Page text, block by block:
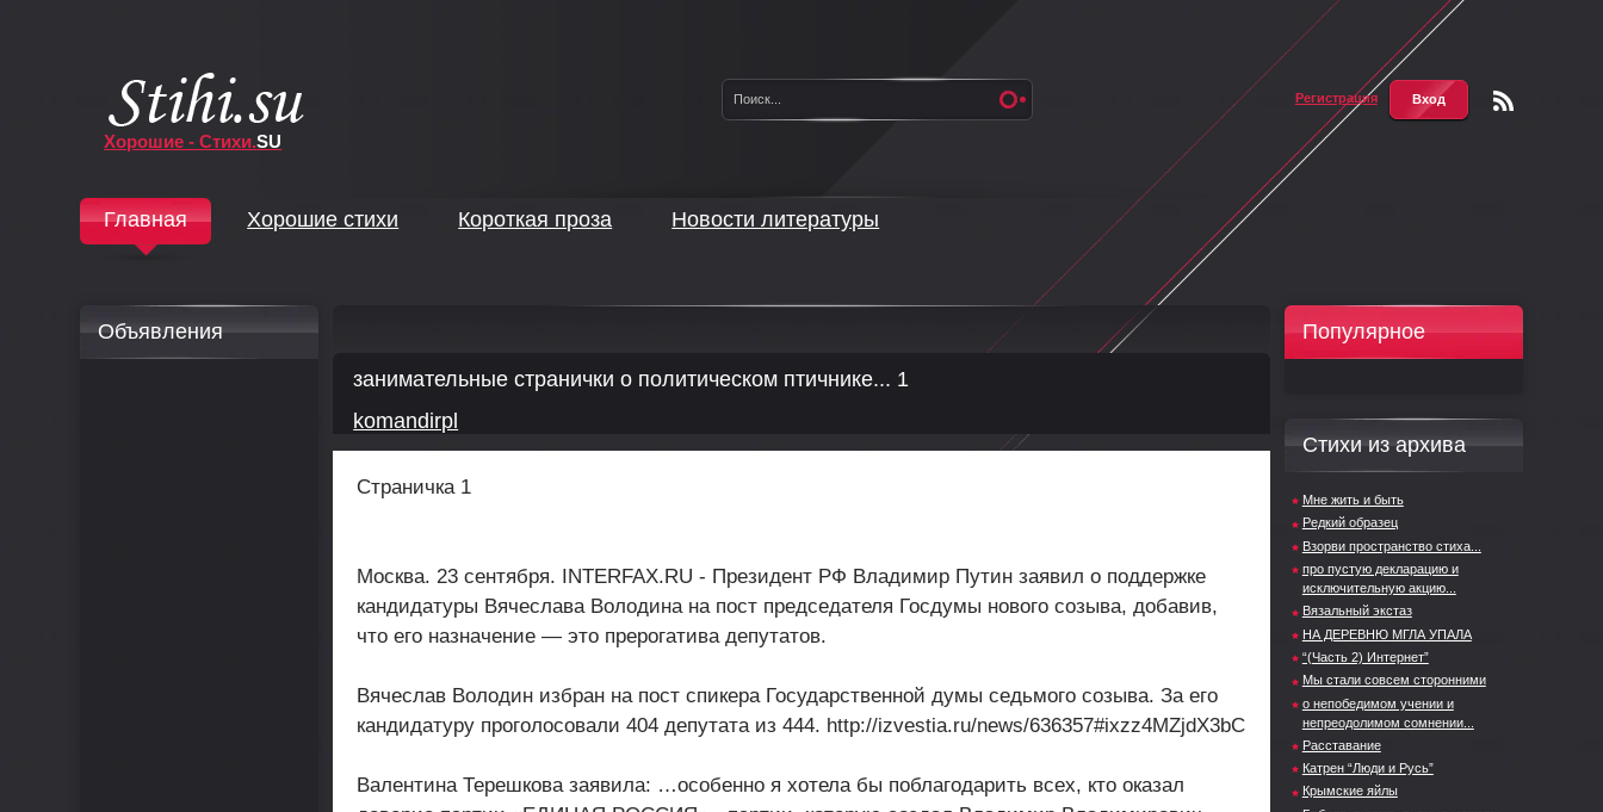
Хорошие - Стихи.SU
Регистрация Вход
Главная Хорошие стихи Короткая проза Новости литературы
занимательные странички о политическом птичнике... 1
komandirpl
Страничка 1
Москва. 23 сентября. INTERFAX.RU - Президент РФ Владимир Путин заявил о поддержке
кандидатуры Вячеслава Володина на пост председателя Госдумы нового созыва, добавив,
что его назначение — это прерогатива депутатов.
Вячеслав Володин избран на пост спикера Государственной думы седьмого созыва. За его
кандидатуру проголосовали 404 депутата из 444. http://izvestia.ru/news/636357#ixzz4MZjdX3bC
Валентина Терешкова заявила: …особенно я хотела бы поблагодарить всех, кто оказал
Популярное
Стихи из архива
Мне жить и быть
Редкий образец
Взорви пространство стиха...
про пустую декларацию и
исключительную акцию...
Вязальный экстаз
НА ДЕРЕВНЮ МГЛА УПАЛА
“(Часть 2) Интернет”
Мы стали совсем сторонними
о непобедимом учении и
непреодолимом сомнении...
Расставание
Катрен “Люди и Русь”
Крымские яйлы
Объявления